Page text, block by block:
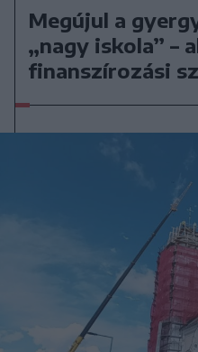
Megújul a
„nagy iskola” –
finanszírozási